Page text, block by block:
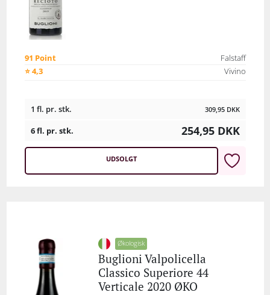
91 Point
Falstaff
⭐ 4,3
Vivino
1 fl. pr. stk. 309,95 DKK
6 fl. pr. stk. 254,95 DKK
UDSOLGT
Økologisk
Buglioni Valpolicella
Classico Superiore 44
Verticale 2020 ØKO